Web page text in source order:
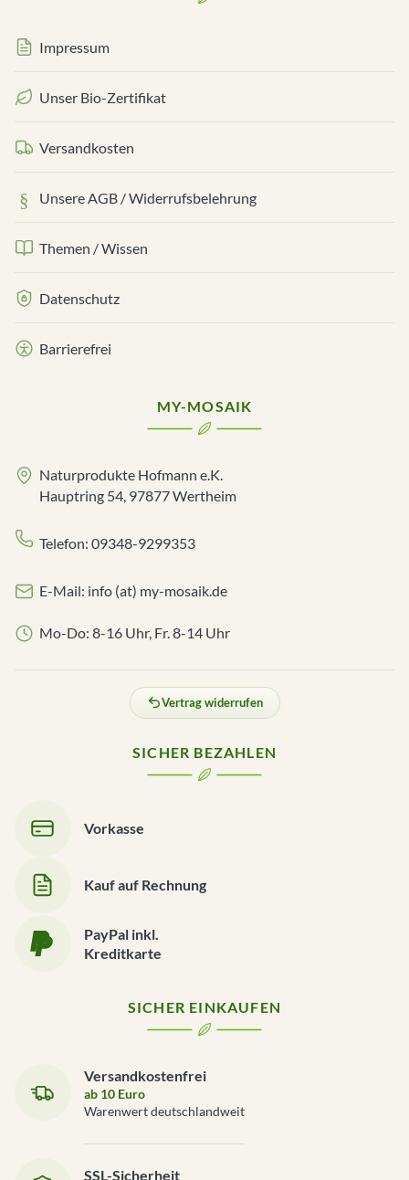
Impressum
Unser Bio-Zertifikat
Versandkosten
Unsere AGB / Widerrufsbelehrung
Themen / Wissen
Datenschutz
Barrierefrei
MY-MOSAIK
Naturprodukte Hofmann e.K.
Hauptring 54, 97877 Wertheim
Telefon: 09348-9299353
E-Mail: info (at) my-mosaik.de
Mo-Do: 8-16 Uhr, Fr. 8-14 Uhr
Vertrag widerrufen
SICHER BEZAHLEN
Vorkasse
Kauf auf Rechnung
PayPal inkl.
Kreditkarte
SICHER EINKAUFEN
Versandkostenfrei
ab 10 Euro
Warenwert deutschlandweit
SSL-Sicherheit